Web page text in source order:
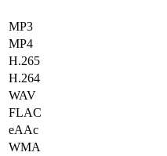
MP3
MP4
H.265
H.264
WAV
FLAC
eAAc
WMA